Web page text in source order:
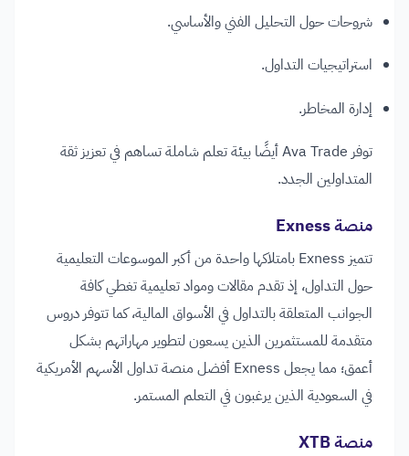
شروحات حول التحليل الفني والأساسي.
استراتيجيات التداول.
إدارة المخاطر.
توفر Ava Trade أيضًا بيئة تعلم شاملة تساهم في تعزيز ثقة
المتداولين الجدد.
منصة Exness
تتميز Exness بامتلاكها واحدة من أكبر الموسوعات التعليمية
حول التداول، إذ تقدم مقالات ومواد تعليمية تغطي كافة
الجوانب المتعلقة بالتداول في الأسواق المالية، كما تتوفر دروس
متقدمة للمستثمرين الذين يسعون لتطوير مهاراتهم بشكل
أعمق؛ مما يجعل Exness أفضل منصة تداول الأسهم الأمريكية
في السعودية الذين يرغبون في التعلم المستمر.
منصة XTB